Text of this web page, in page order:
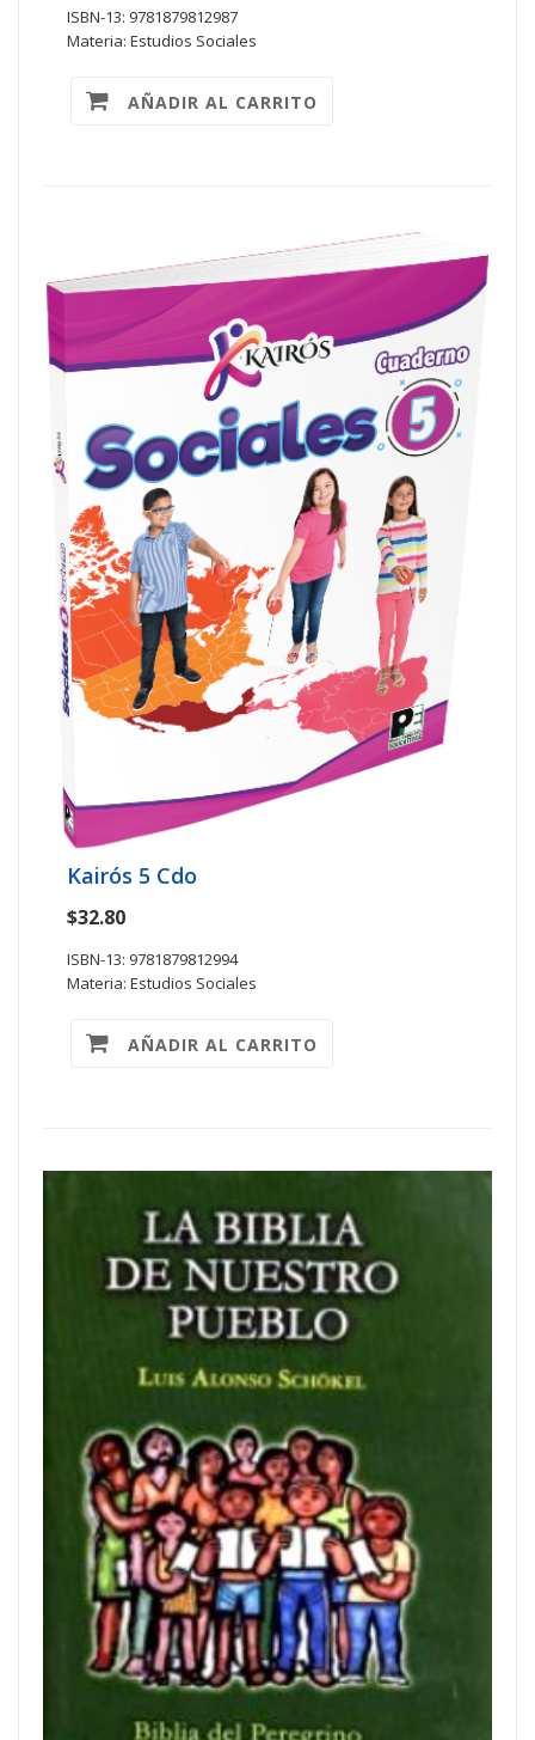
ISBN-13: 9781879812987
Materia: Estudios Sociales
AÑADIR AL CARRITO
Kairós 5 Cdo
$32.80
ISBN-13: 9781879812994
Materia: Estudios Sociales
AÑADIR AL CARRITO